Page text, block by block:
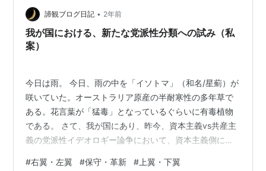
諦観ブログ日記 • 2年前
我が国における、新たな党派性分類への試み（私
案）
今日は雨。 今日、雨の中を「イソトマ」（和名/星薊）が
咲いていた。オーストラリア原産の半耐寒性の多年草で
ある。花言葉が「猛毒」となっているぐらいに有毒植物
である。 さて、我が国にあり、昨今、資本主義vs共産主
義の党派性イデオロギー論争において、資本主義側に軍
従来のマルクスの資本論にいう「資本家vs労働者」の対
#右翼・左翼 #保守・革新 # 上翼・下翼